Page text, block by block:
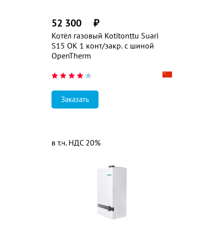
Котёл газовый Kotitonttu Suari
S15 OK 1 конт/закр. с шиной
OpenTherm
52 300 ₽
Заказать
в т.ч. НДС 20%